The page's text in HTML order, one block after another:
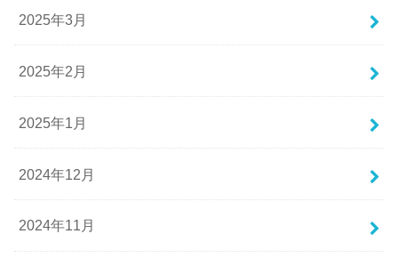
2025年3月
2025年2月
2025年1月
2024年12月
2024年11月